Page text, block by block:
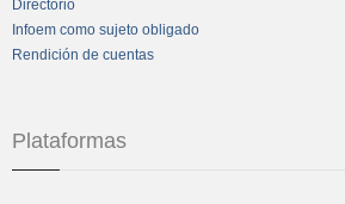
Directorio
Infoem como sujeto obligado
Rendición de cuentas
Plataformas